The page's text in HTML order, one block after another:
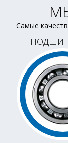
Самые